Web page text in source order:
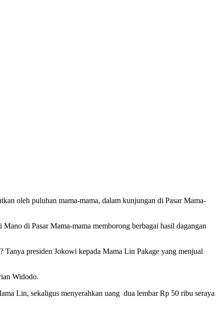
oleh puluhan mama-mama, dalam kunjungan di Pasar Mama-
di Pasar Mama-mama memborong berbagai hasil dagangan
Tanya presiden Jokowi kepada Mama Lin Pakage yang menjual
Widodo.
Lin, sekaligus menyerahkan uang dua lembar Rp 50 ribu seraya